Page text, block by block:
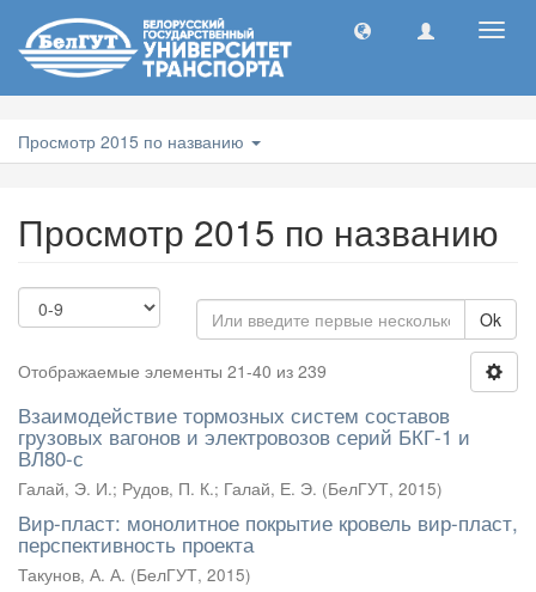
Просмотр 2015 по названию
Просмотр 2015 по названию
Ok
Отображаемые элементы 21-40 из 239
Взаимодействие тормозных систем составов
грузовых вагонов и электровозов серий БКГ-1 и
ВЛ80-с
Галай, Э. И.; Рудов, П. К.; Галай, Е. Э. (БелГУТ, 2015)
Вир-пласт: монолитное покрытие кровель вир-пласт,
перспективность проекта
Такунов, А. А. (БелГУТ, 2015)